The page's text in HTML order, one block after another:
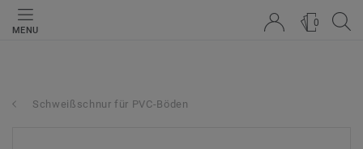
MENU
0
Schweißschnur für PVC-Böden